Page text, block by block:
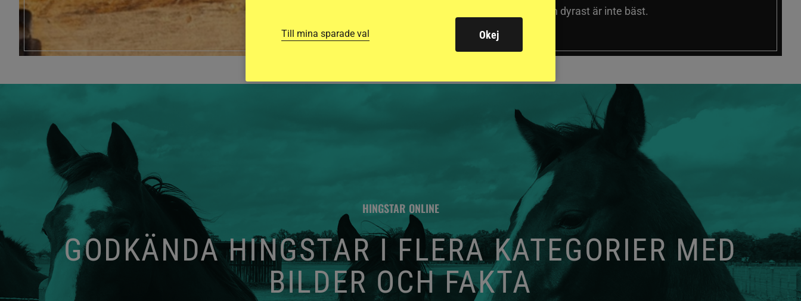
de olika hjälmarna – och dyrast är inte bäst.
HINGSTAR ONLINE
GODKÄNDA HINGSTAR I FLERA KATEGORIER MED
BILDER OCH FAKTA
Till mina sparade val Okej